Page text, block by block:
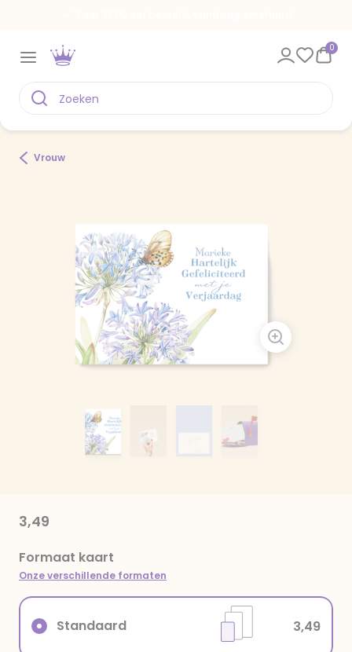
0
Vrouw
3,49
Formaat kaart
Onze verschillende formaten
Standaard 3,49